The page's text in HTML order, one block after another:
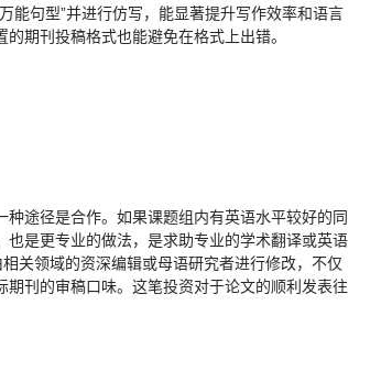
能句型”并进行仿写，能显著提升写作效率和语言
期刊投稿格式也能避免在格式上出错。
途径是合作。如果课题组内有英语水平较好的同
是更专业的做法，是求助专业的学术翻译或英语
关领域的资深编辑或母语研究者进行修改，不仅
刊的审稿口味。这笔投资对于论文的顺利发表往